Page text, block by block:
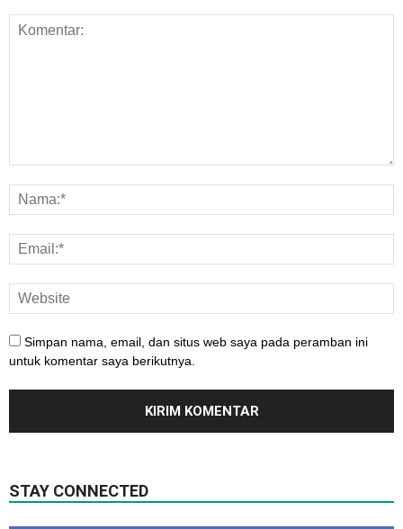
Simpan nama, email, dan situs web saya pada peramban ini
untuk komentar saya berikutnya.
STAY CONNECTED